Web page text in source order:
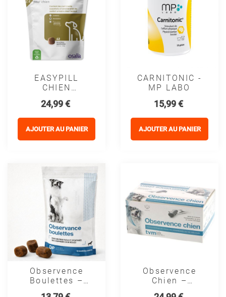
EASYPILL
CHIEN
URINAIRE -
OSALIA
Prix
24,99 €
AJOUTER AU PANIER
CARNITONIC -
MP LABO
Prix
15,99 €
AJOUTER AU PANIER
Observence
Boulettes –
Observence
Chien –